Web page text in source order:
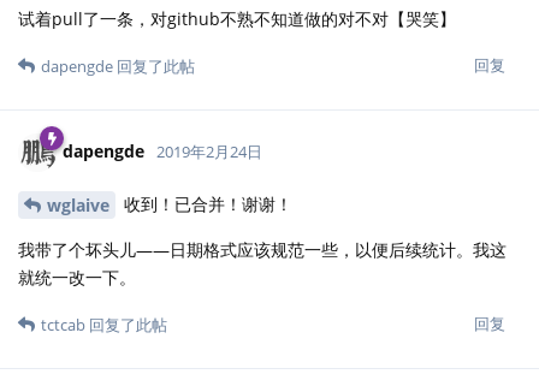
试着pull了一条，对github不熟不知道做的对不对【哭笑】
回复
dapengde 回复了此帖
dapengde 2019年2月24日
wglaive 收到！已合并！谢谢！
我带了个坏头儿——日期格式应该规范一些，以便后续统计。我这
就统一改一下。
回复
tctcab 回复了此帖